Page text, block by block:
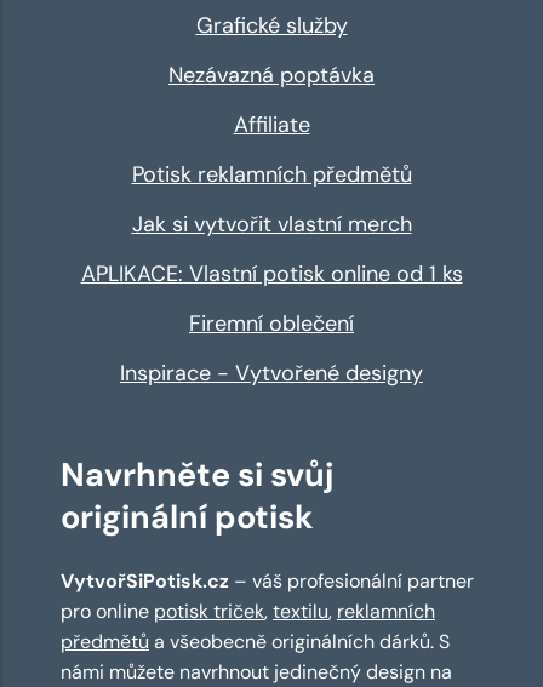
Grafické služby
Nezávazná poptávka
Affiliate
Potisk reklamních předmětů
Jak si vytvořit vlastní merch
APLIKACE: Vlastní potisk online od 1 ks
Firemní oblečení
Inspirace - Vytvořené designy
Navrhněte si svůj
originální potisk
VytvořSiPotisk.cz – váš profesionální partner
pro online potisk triček,textilu, reklamních
předmětů a všeobecně originálních dárků. S
námi můžete navrhnout jedinečný design na